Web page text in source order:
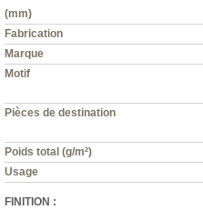
(mm)
Fabrication
Marque
Motif
Pièces de destination
Poids total (g/m²)
Usage
FINITION :